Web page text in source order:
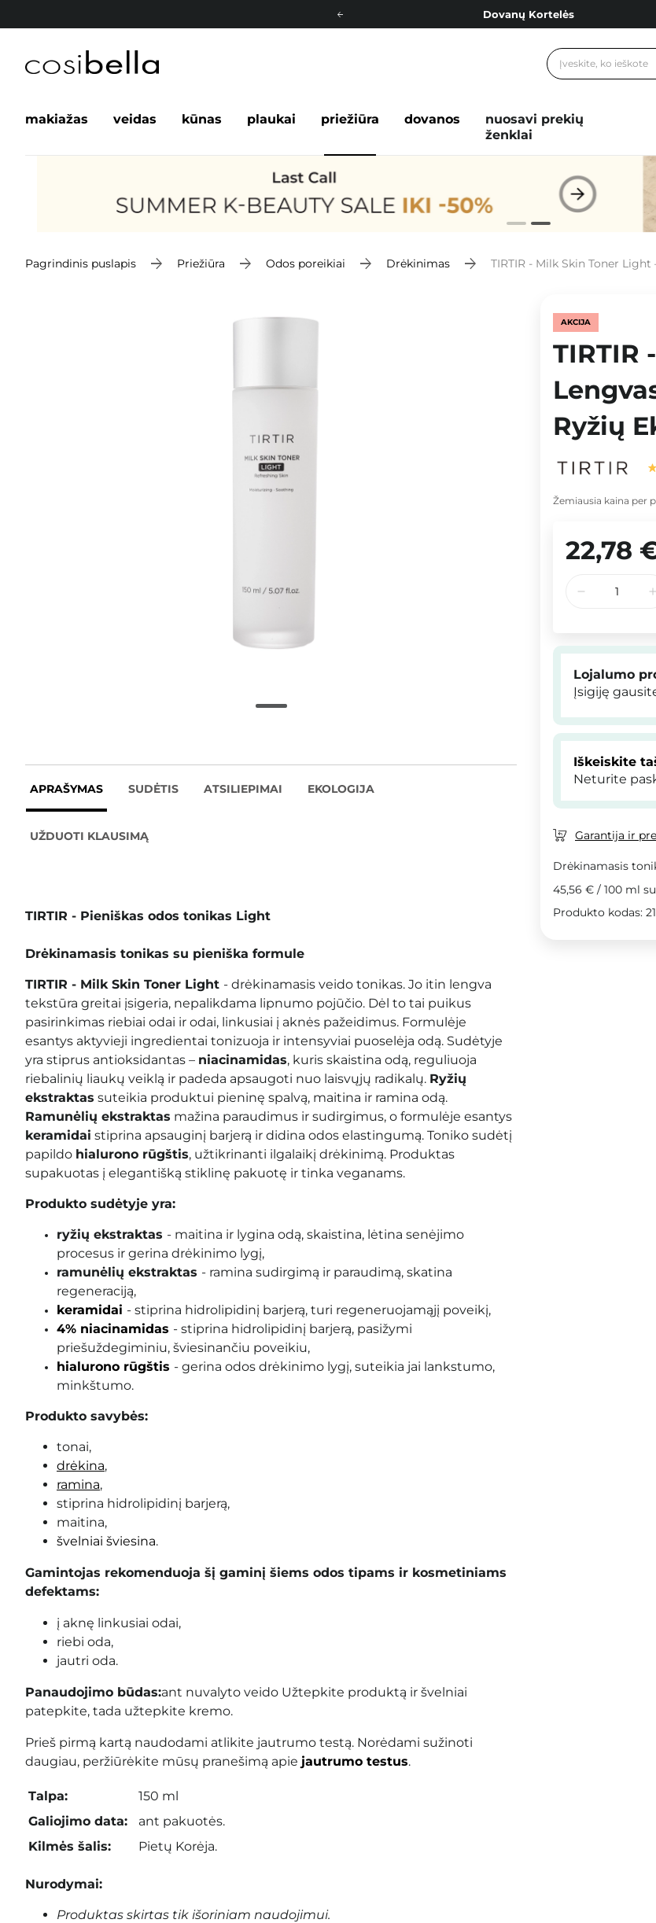
Dovanų Kortelės
Nemokamas pristatymas nuo 40,00 €
makiažas veidas kūnas plaukai priežiūra dovanos
nuosavi prekių
ženklai
Pagrindinis puslapis Priežiūra Odos poreikiai Drėkinimas TIRTIR - Milk Skin Toner
APRAŠYMAS SUDĖTIS ATSILIEPIMAI EKOLOGIJA
UŽDUOTI KLAUSIMĄ
TIRTIR - Pieniškas odos tonikas Light
Drėkinamasis tonikas su pieniška formule
TIRTIR - Milk Skin Toner Light - drėkinamasis veido tonikas. Jo itin lengva
tekstūra greitai įsigeria, nepalikdama lipnumo pojūčio. Dėl to tai puikus
pasirinkimas riebiai odai ir odai, linkusiai į aknės pažeidimus. Formulėje
esantys aktyvieji ingredientai tonizuoja ir intensyviai puoselėja odą. Sudėtyje
yra stiprus antioksidantas – niacinamidas, kuris skaistina odą, reguliuoja
riebalinių liaukų veiklą ir padeda apsaugoti nuo laisvųjų radikalų. Ryžių
ekstraktas suteikia produktui pieninę spalvą, maitina ir ramina odą.
Ramunėlių ekstraktas mažina paraudimus ir sudirgimus, o formulėje esantys
keramidai stiprina apsauginį barjerą ir didina odos elastingumą. Toniko sudėtį
papildo hialurono rūgštis, užtikrinanti ilgalaikį drėkinimą. Produktas
supakuotas į elegantišką stiklinę pakuotę ir tinka veganams.
Produkto sudėtyje yra:
ryžių ekstraktas - maitina ir lygina odą, skaistina, lėtina senėjimo
procesus ir gerina drėkinimo lygį,
ramunėlių ekstraktas - ramina sudirgimą ir paraudimą, skatina
regeneraciją,
keramidai - stiprina hidrolipidinį barjerą, turi regeneruojamąjį poveikį,
4% niacinamidas - stiprina hidrolipidinį barjerą, pasižymi
priešuždegiminiu, šviesinančiu poveikiu,
hialurono rūgštis - gerina odos drėkinimo lygį, suteikia jai lankstumo,
minkštumo.
Produkto savybės:
tonai,
drėkina,
ramina,
stiprina hidrolipidinį barjerą,
maitina,
švelniai šviesina.
Gamintojas rekomenduoja šį gaminį šiems odos tipams ir kosmetiniams
defektams:
į aknę linkusiai odai,
riebi oda,
jautri oda.
Panaudojimo būdas:ant nuvalyto veido Užtepkite produktą ir švelniai
patepkite, tada užtepkite kremo.
Prieš pirmą kartą naudodami atlikite jautrumo testą. Norėdami sužinoti
daugiau, peržiūrėkite mūsų pranešimą apie jautrumo testus.
Talpa:
150 ml
Galiojimo data:
ant pakuotės.
Kilmės šalis:
Pietų Korėja.
Nurodymai:
Produktas skirtas tik išoriniam naudojimui.
AKCIJA
TIRTIR
Ryžių
Žemiausia kaina per
22,78
Lojalumo
Įsigiję
Iškeiskite
Neturite
Garantija ir
Drėkinamasis
45,56 € / 100 ml
Produkto kodas: